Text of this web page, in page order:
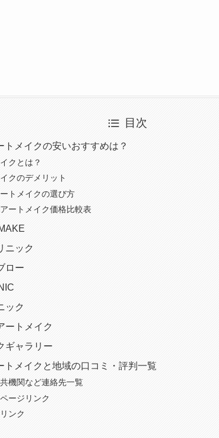
目次
トメイクの安いおすすめは？
クとは？
クのデメリット
トメイクの選び方
ートメイク価格比較表
ニック
ロー
ック
ートメイク
ギャラリー
トメイクと地域の口コミ・評判一覧
機関など連絡先一覧
ージリンク
ンク